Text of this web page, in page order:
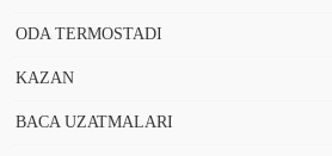
ODA TERMOSTADI
KAZAN
BACA UZATMALARI